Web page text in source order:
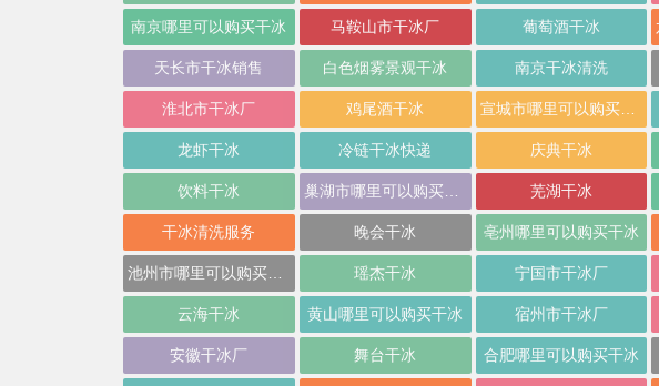
南京哪里可以购买干冰 马鞍山市干冰厂 葡萄酒干冰
天长市干冰销售 白色烟雾景观干冰 南京干冰清洗
淮北市干冰厂 鸡尾酒干冰 宣城市哪里可以购买干冰
龙虾干冰 冷链干冰快递 庆典干冰
饮料干冰 巢湖市哪里可以购买干冰 芜湖干冰
干冰清洗服务 晚会干冰 亳州哪里可以购买干冰
池州市哪里可以购买干冰 瑶杰干冰 宁国市干冰厂
云海干冰 黄山哪里可以购买干冰 宿州市干冰厂
安徽干冰厂 舞台干冰 合肥哪里可以购买干冰